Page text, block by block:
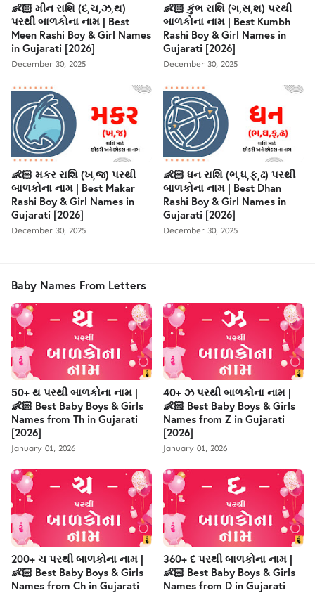
👶🏻 મીન રાશિ (દ,ચ,ઝ,થ)
પરથી બાળકોના નામ | Best
Meen Rashi Boy & Girl Names
in Gujarati [2026]
December 30, 2025
👶🏻 કુંભ રાશિ (ગ,સ,શ) પરથી
બાળકોના નામ | Best Kumbh
Rashi Boy & Girl Names in
Gujarati [2026]
December 30, 2025
👶🏻 મકર રાશિ (ખ,જ) પરથી
બાળકોના નામ | Best Makar
Rashi Boy & Girl Names in
Gujarati [2026]
December 30, 2025
👶🏻 ધન રાશિ (ભ,ધ,ફ,ઢ) પરથી
બાળકોના નામ | Best Dhan
Rashi Boy & Girl Names in
Gujarati [2026]
December 30, 2025
Baby Names From Letters
50+ થ પરથી બાળકોના નામ |
👶🏻 Best Baby Boys & Girls
Names from Th in Gujarati
[2026]
January 01, 2026
40+ ઝ પરથી બાળકોના નામ |
👶🏻 Best Baby Boys & Girls
Names from Z in Gujarati
[2026]
January 01, 2026
200+ ચ પરથી બાળકોના નામ |
👶🏻 Best Baby Boys & Girls
Names from Ch in Gujarati
360+ દ પરથી બાળકોના નામ |
👶🏻 Best Baby Boys & Girls
Names from D in Gujarati